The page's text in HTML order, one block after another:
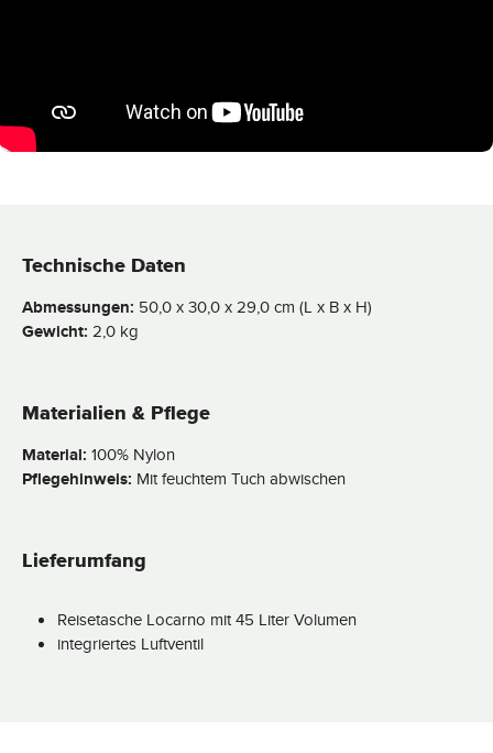
Technische Daten
Abmessungen: 50,0 x 30,0 x 29,0 cm (L x B x H)
Gewicht: 2,0 kg
Materialien & Pflege
Material: 100% Nylon
Pflegehinweis: Mit feuchtem Tuch abwischen
Lieferumfang
Reisetasche Locarno mit 45 Liter Volumen
integriertes Luftventil